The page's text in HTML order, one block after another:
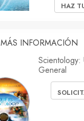
HAZ
MÁS INFORMACIÓN
Scientology:
General